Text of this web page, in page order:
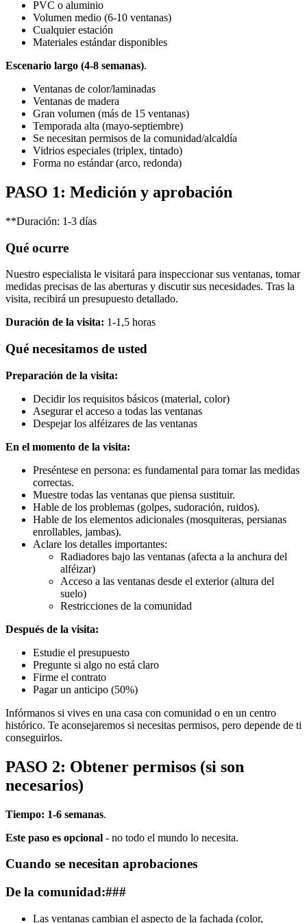
PVC o aluminio
Volumen medio (6-10 ventanas)
Cualquier estación
Materiales estándar disponibles
Escenario largo (4-8 semanas).
Ventanas de color/laminadas
Ventanas de madera
Gran volumen (más de 15 ventanas)
Temporada alta (mayo-septiembre)
Se necesitan permisos de la comunidad/alcaldía
Vidrios especiales (triplex, tintado)
Forma no estándar (arco, redonda)
PASO 1: Medición y aprobación
**Duración: 1-3 días
Qué ocurre
Nuestro especialista le visitará para inspeccionar sus ventanas, tomar
medidas precisas de las aberturas y discutir sus necesidades. Tras la
visita, recibirá un presupuesto detallado.
Duración de la visita: 1-1,5 horas
Qué necesitamos de usted
Preparación de la visita:
Decidir los requisitos básicos (material, color)
Asegurar el acceso a todas las ventanas
Despejar los alféizares de las ventanas
En el momento de la visita:
Preséntese en persona: es fundamental para tomar las medidas
correctas.
Muestre todas las ventanas que piensa sustituir.
Hable de los problemas (golpes, sudoración, ruidos).
Hable de los elementos adicionales (mosquiteras, persianas
enrollables, jambas).
Aclare los detalles importantes:
Radiadores bajo las ventanas (afecta a la anchura del
alféizar)
Acceso a las ventanas desde el exterior (altura del
suelo)
Restricciones de la comunidad
Después de la visita:
Estudie el presupuesto
Pregunte si algo no está claro
Firme el contrato
Pagar un anticipo (50%)
Infórmanos si vives en una casa con comunidad o en un centro
histórico. Te aconsejaremos si necesitas permisos, pero depende de ti
conseguirlos.
PASO 2: Obtener permisos (si son
necesarios)
Tiempo: 1-6 semanas.
Este paso es opcional - no todo el mundo lo necesita.
Cuando se necesitan aprobaciones
De la comunidad:###
Las ventanas cambian el aspecto de la fachada (color,